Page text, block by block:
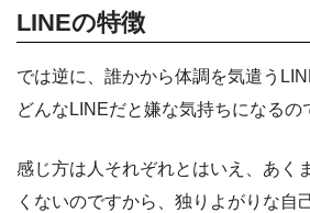
LINEの特徴
では逆に、誰かから体調を気遣う
どんなLINEだと嫌な気持ちになるの
感じ方は人それぞれとはいえ、あく
くないのですから、独りよがりな自